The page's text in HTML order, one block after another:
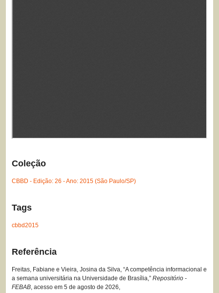
Coleção
CBBD - Edição: 26 - Ano: 2015 (São Paulo/SP)
Tags
cbbd2015
Referência
Freitas, Fabiane e Vieira, Josina da Silva, “A competência informacional e
a semana universitária na Universidade de Brasília,” Repositório -
FEBAB, acesso em 5 de agosto de 2026,